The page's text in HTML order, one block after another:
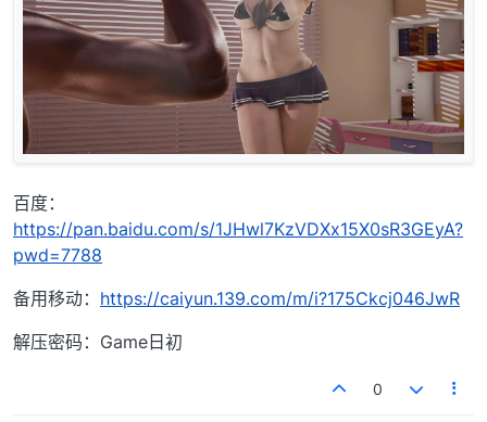
百度：
https://pan.baidu.com/s/1JHwl7KzVDXx15X0sR3GEyA?
pwd=7788
备用移动： https://caiyun.139.com/m/i?175Ckcj046JwR
解压密码：Game日初
0